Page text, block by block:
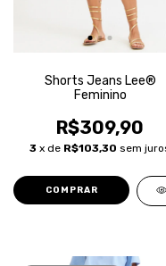
Shorts Jeans Lee®
Feminino
R$309,90
3 x de R$103,30 sem
COMPRAR